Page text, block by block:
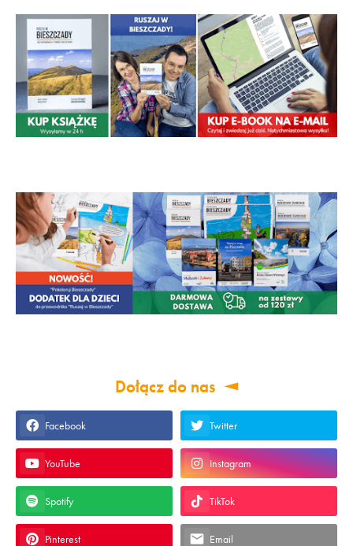
Dołącz do nas
Facebook Twitter
YouTube Instagram
Spotify TikTok
Pinterest Email